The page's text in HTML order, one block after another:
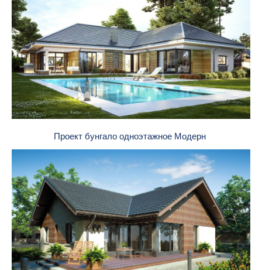
Проект бунгало одноэтажное Модерн